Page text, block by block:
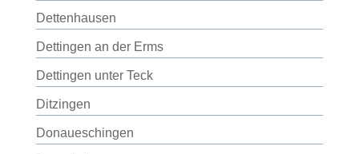
Dettenhausen
Dettingen an der Erms
Dettingen unter Teck
Ditzingen
Donaueschingen